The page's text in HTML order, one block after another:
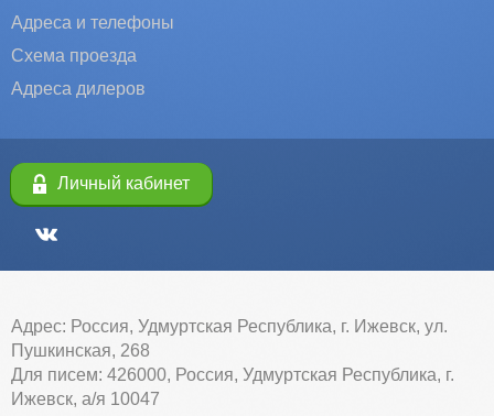
Адреса и телефоны
Схема проезда
Адреса дилеров
Личный кабинет
Адрес: Россия, Удмуртская Республика, г. Ижевск, ул.
Пушкинская, 268
Для писем: 426000, Россия, Удмуртская Республика, г.
Ижевск, а/я 10047